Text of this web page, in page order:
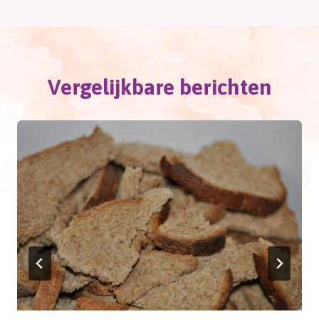
Vergelijkbare berichten